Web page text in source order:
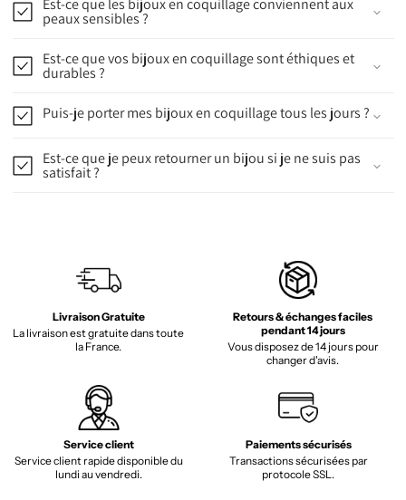
Est-ce que les bijoux en coquillage conviennent aux
peaux sensibles ?
Est-ce que vos bijoux en coquillage sont éthiques et
durables ?
Puis-je porter mes bijoux en coquillage tous les jours ?
Est-ce que je peux retourner un bijou si je ne suis pas
satisfait ?
Livraison Gratuite
La livraison est gratuite dans toute
la France.
Retours & échanges faciles
pendant 14 jours
Vous disposez de 14 jours pour
changer d'avis.
Service client
Service client rapide disponible du
lundi au vendredi.
Paiements sécurisés
Transactions sécurisées par
protocole SSL.